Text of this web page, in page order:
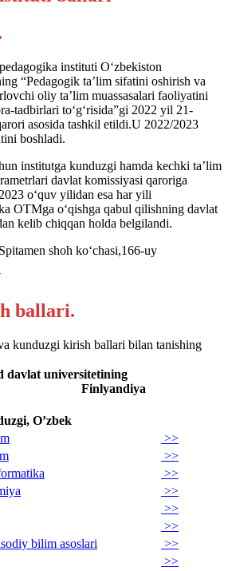
instituti O‘zbekiston
“Pedagogik ta’lim sifatini oshirish va
oliy ta’lim muassasalari faoliyatini
tadbirlari to‘g‘risida”gi 2022 yil 21-
asosida tashkil etildi.U 2022/2023
boshladi.
institutga kunduzgi hamda kechki ta’lim
davlat komissiyasi qaroriga
o‘quv yilidan esa har yili
OTMga o‘qishga qabul qilishning davlat
kelib chiqqan holda belgilandi.
shoh ko‘chasi,166-uy
ballari.
kunduzgi kirish ballari bilan tanishing
universitetining
Finlyandiya
O’zbek
>>
>>
>>
>>
>>
>>
bilim asoslari
>>
>>